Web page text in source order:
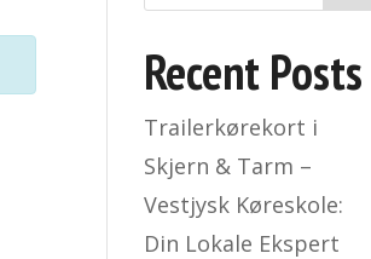
Recent Posts
Trailerkørekort i
Skjern & Tarm –
Vestjysk Køreskole:
Din Lokale Ekspert